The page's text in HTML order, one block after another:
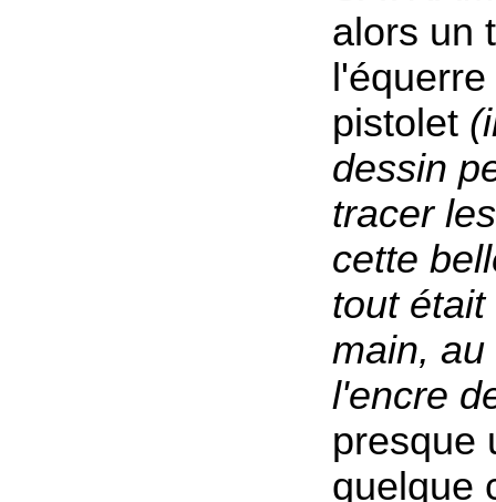
alors un
pistolet
dessin
tracer
cette
tout
main,
l'encre
presque
quelque